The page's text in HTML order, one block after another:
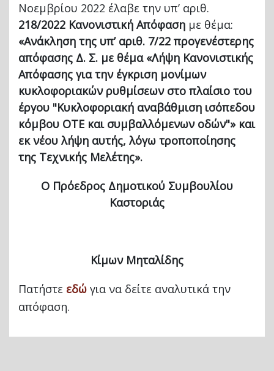
Νοεμβρίου 2022 έλαβε την υπ’ αριθ.
218/2022 Κανονιστική Απόφαση με θέμα:
«Ανάκληση της υπ’ αριθ. 7/22 προγενέστερης
απόφασης Δ. Σ. με θέμα «Λήψη Κανονιστικής
Απόφασης για την έγκριση μονίμων
κυκλοφοριακών ρυθμίσεων στο πλαίσιο του
έργου "Κυκλοφοριακή αναβάθμιση ισόπεδου
κόμβου ΟΤΕ και συμβαλλόμενων οδών"» και
εκ νέου λήψη αυτής, λόγω τροποποίησης
της Τεχνικής Μελέτης».
Ο Πρόεδρος Δημοτικού Συμβουλίου
Καστοριάς
Κίμων Μηταλίδης
Πατήστε εδώ για να δείτε αναλυτικά την
απόφαση.